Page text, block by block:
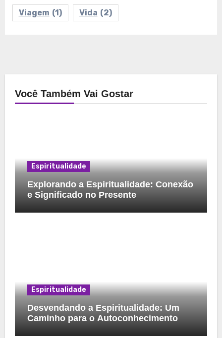
Viagem (1) Vida (2)
Você Também Vai Gostar
Espiritualidade
Explorando a Espiritualidade: Conexão
e Significado no Presente
Espiritualidade
Desvendando a Espiritualidade: Um
Caminho para o Autoconhecimento